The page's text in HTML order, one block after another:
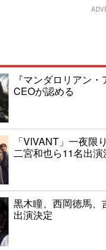
『マンダロリアン
CEOが認める
「VIVANT」一夜
二宮和也ら11名出演
黒木瞳、西岡徳馬、
出演決定